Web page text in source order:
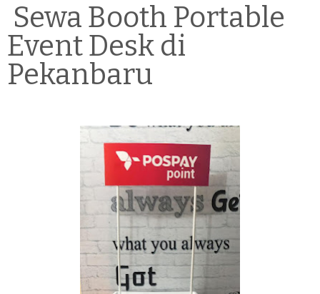
Sewa Booth Portable
Event Desk di
Pekanbaru